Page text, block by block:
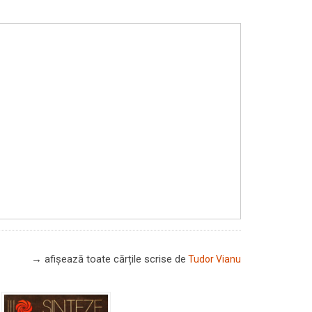
→ afișează toate cărțile scrise de Tudor Vianu